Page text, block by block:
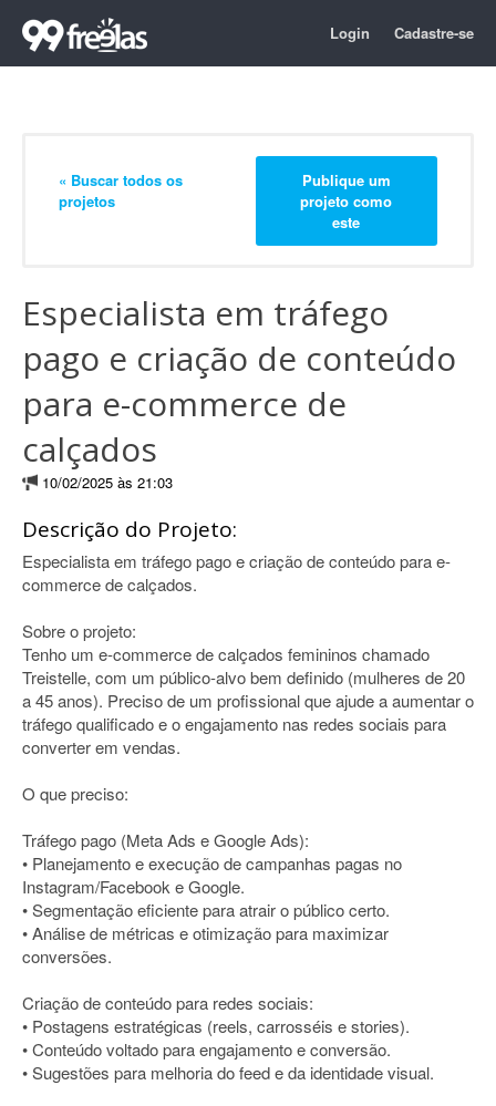
Login Cadastre-se
« Buscar todos os
projetos
Publique um
projeto como
este
Especialista em tráfego
pago e criação de conteúdo
para e-commerce de
calçados
10/02/2025 às 21:03
Descrição do Projeto:
Especialista em tráfego pago e criação de conteúdo para e-
commerce de calçados.
Sobre o projeto:
Tenho um e-commerce de calçados femininos chamado
Treistelle, com um público-alvo bem definido (mulheres de 20
a 45 anos). Preciso de um profissional que ajude a aumentar o
tráfego qualificado e o engajamento nas redes sociais para
converter em vendas.
O que preciso:
Tráfego pago (Meta Ads e Google Ads):
• Planejamento e execução de campanhas pagas no
Instagram/Facebook e Google.
• Segmentação eficiente para atrair o público certo.
• Análise de métricas e otimização para maximizar
conversões.
Criação de conteúdo para redes sociais:
• Postagens estratégicas (reels, carrosséis e stories).
• Conteúdo voltado para engajamento e conversão.
• Sugestões para melhoria do feed e da identidade visual.